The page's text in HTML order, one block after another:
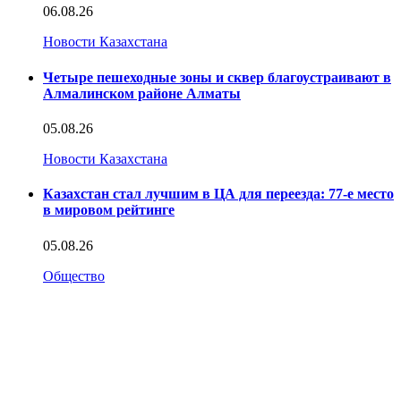
06.08.26
Новости Казахстана
Четыре пешеходные зоны и сквер благоустраивают в
Алмалинском районе Алматы
05.08.26
Новости Казахстана
Казахстан стал лучшим в ЦА для переезда: 77-е место
в мировом рейтинге
05.08.26
Общество